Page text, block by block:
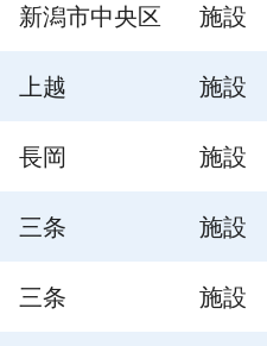
新潟市中央区 施設
上越 施設
長岡 施設
三条 施設
三条 施設